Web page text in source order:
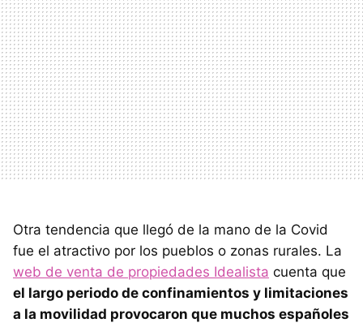
Otra tendencia que llegó de la mano de la Covid
fue el atractivo por los pueblos o zonas rurales. La
web de venta de propiedades Idealista cuenta que
el largo periodo de confinamientos y limitaciones
a la movilidad provocaron que muchos españoles